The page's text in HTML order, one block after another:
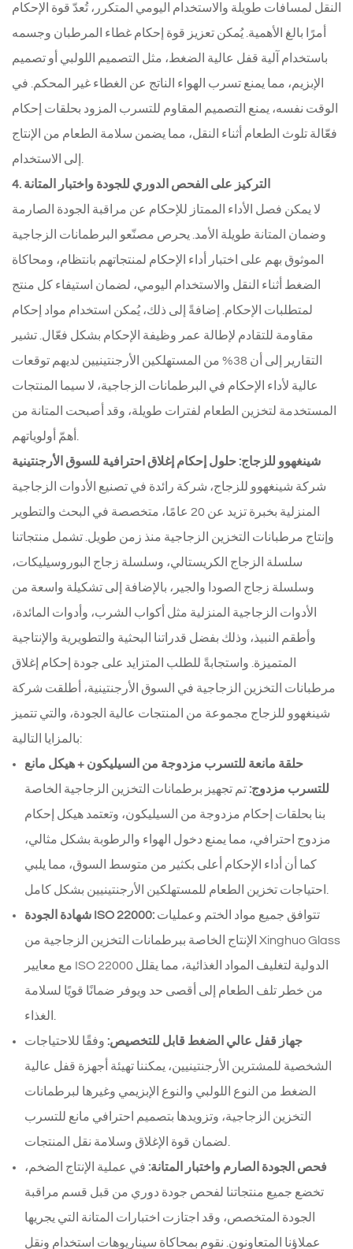
النقل لمسافات طويلة والاستخدام اليومي المتكرر، تُعدّ قوة الإحكام
أمرًا بالغ الأهمية. يُمكن تعزيز قوة إحكام غطاء المرطبان وجسمه
باستخدام آلية قفل عالية الضغط، مثل التصميم اللولبي أو تصميم
الإبزيم، مما يمنع تسرب الهواء الناتج عن الغطاء غير المحكم. في
الوقت نفسه، يمنع التصميم المقاوم للتسرب المزود بحلقات إحكام
فعّالة تلوث الطعام أثناء النقل، مما يضمن سلامة الطعام من الإنتاج
4. التركيز على الفحص الدوري للجودة واختبار المتانة
لا يمكن فصل الأداء الممتاز للإحكام عن مراقبة الجودة الصارمة
وضمان المتانة طويلة الأمد. يحرص مصنّعو البرطمانات الزجاجية
الموثوق بهم على اختبار أداء الإحكام لمنتجاتهم بانتظام، ومحاكاة
الضغط أثناء النقل والاستخدام اليومي، لضمان استيفاء كل منتج
لمتطلبات الإحكام. إضافةً إلى ذلك، يُمكن استخدام مواد إحكام
مقاومة للتقادم لإطالة عمر وظيفة الإحكام بشكل فعّال. تشير
التقارير إلى أن 38% من المستهلكين الأرجنتينيين لديهم توقعات
عالية لأداء الإحكام في البرطمانات الزجاجية، لا سيما المنتجات
المستخدمة لتخزين الطعام لفترات طويلة، وقد أصبحت المتانة من
شينغهوو للزجاج: حلول إحكام إغلاق احترافية للسوق الأرجنتينية
شركة شينغهوو للزجاج، شركة رائدة في تصنيع الأدوات الزجاجية
المنزلية بخبرة تزيد عن 20 عامًا، متخصصة في البحث والتطوير
وإنتاج مرطبانات التخزين الزجاجية منذ زمن طويل. تشمل منتجاتنا
سلسلة الزجاج الكريستالي، وسلسلة زجاج البوروسيليكات،
وسلسلة زجاج الصودا والجير، بالإضافة إلى تشكيلة واسعة من
الأدوات الزجاجية المنزلية مثل أكواب الشرب، وأدوات المائدة،
وأطقم النبيذ، وذلك بفضل قدراتنا البحثية والتطويرية والإنتاجية
المتميزة. واستجابةً للطلب المتزايد على جودة إحكام إغلاق
مرطبانات التخزين الزجاجية في السوق الأرجنتينية، أطلقت شركة
شينغهوو للزجاج مجموعة من المنتجات عالية الجودة، والتي تتميز
بالمزايا التالية:
حلقة مانعة للتسرب مزدوجة من السيليكون + هيكل مانع
للتسرب مزدوج:تم تجهيز برطمانات التخزين الزجاجية الخاصة
بنا بحلقات إحكام مزدوجة من السيليكون، وتعتمد هيكل إحكام
مزدوج احترافي، مما يمنع دخول الهواء والرطوبة بشكل مثالي،
كما أن أداء الإحكام أعلى بكثير من متوسط ​​السوق، مما يلبي
شهادة الجودة ISO 22000:
الإنتاج الخاصة ببرطمانات التخزين الزجاجية من Xinghuo Glass
مع معايير ISO 22000 الدولية لتغليف المواد الغذائية، مما يقلل
من خطر تلف الطعام إلى أقصى حد ويوفر ضمانًا قويًا لسلامة
جهاز قفل عالي الضغط قابل للتخصيص: وفقًا للاحتياجات
الشخصية للمشترين الأرجنتينيين، يمكننا تهيئة أجهزة قفل عالية
الضغط من النوع اللولبي والنوع الإبزيمي وغيرها لبرطمانات
التخزين الزجاجية، وتزويدها بتصميم احترافي مانع للتسرب
فحص الجودة الصارم واختبار المتانة: في عملية الإنتاج الضخم،
تخضع جميع منتجاتنا لفحص جودة دوري من قبل قسم مراقبة
الجودة المتخصص، وقد اجتازت اختبارات المتانة التي يجريها
عملاؤنا المتعاونون. نقوم بمحاكاة سيناريوهات استخدام ونقل